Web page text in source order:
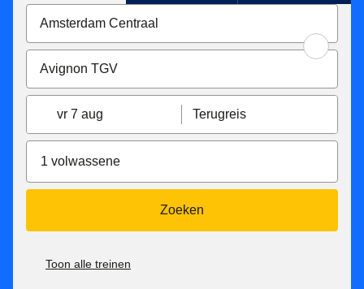
vr 7 aug Terugreis
1 volwassene
Zoeken
Toon alle treinen